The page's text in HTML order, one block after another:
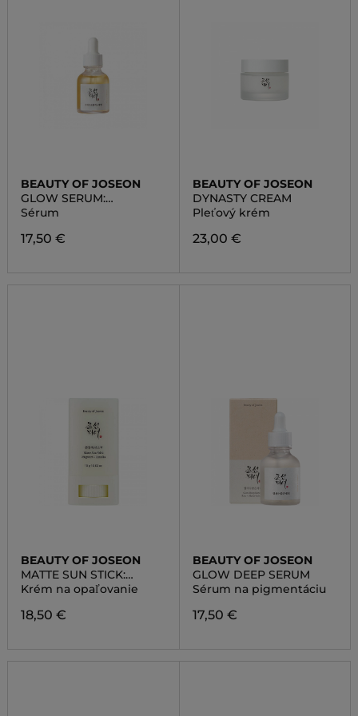
BEAUTY OF JOSEON
GLOW SERUM:
PROPOLIS +
NIACINAMIDE
Sérum
17,50 €
BEAUTY OF JOSEON
DYNASTY CREAM
Pleťový krém
23,00 €
BEAUTY OF JOSEON
MATTE SUN STICK:
MUGWORT + CAMELIA
Krém na opaľovanie
18,50 €
BEAUTY OF JOSEON
GLOW DEEP SERUM
Sérum na pigmentáciu
17,50 €